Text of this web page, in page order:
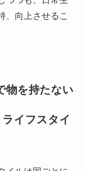
、向上させるこ
物を持たない
イフスタイ